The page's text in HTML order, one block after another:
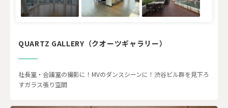
QUARTZ GALLERY（クオーツギャラリー）
社長室・会議室の撮影に！MVのダンスシーンに！渋谷ビル群を見下ろ
すガラス張り空間